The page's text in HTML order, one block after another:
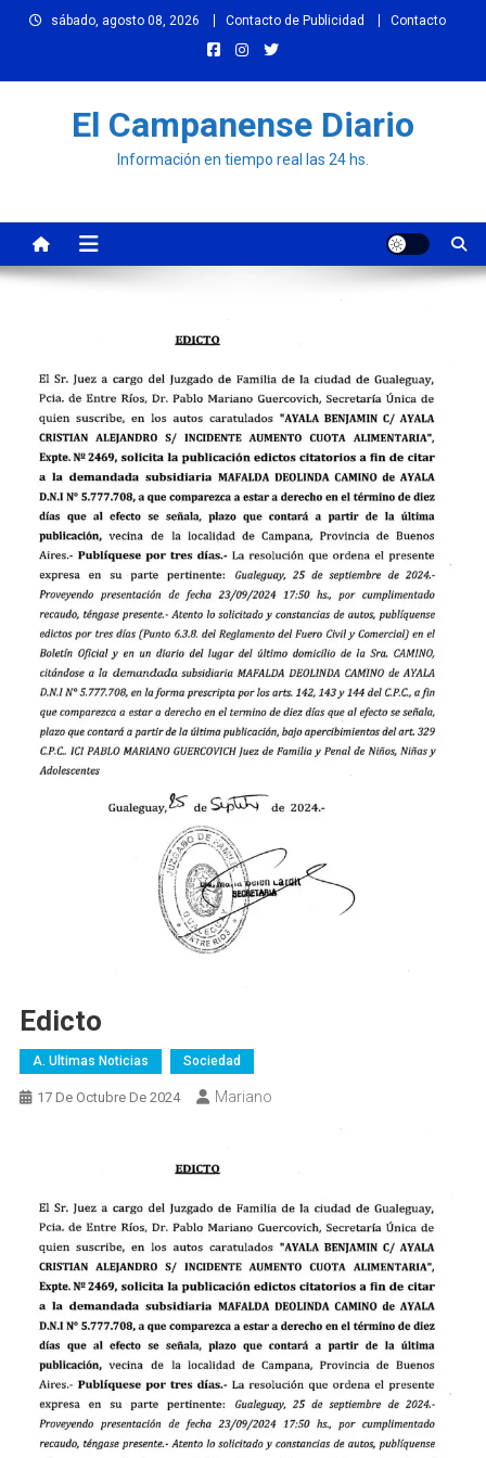
sábado, agosto 08, 2026 Contacto de Publicidad Contacto
El Campanense Diario
Información en tiempo real las 24 hs.
Edicto
A. Ultimas Noticias Sociedad
17 De Octubre De 2024 Mariano